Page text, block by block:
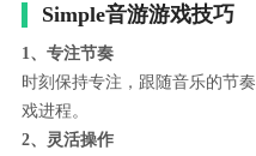
Simple音游游戏技巧
1、专注节奏
时刻保持专注，跟随音乐的节
戏进程。
2、灵活操作